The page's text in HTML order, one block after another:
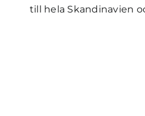
till hela Skandinavien